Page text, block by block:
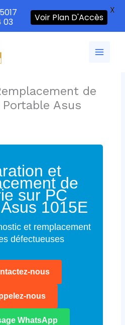
de
Asus
et
de
sur PC
1015E
et remplacement
défectueuses
nous
nous
WhatsApp
03
Voir Plan D'Accès
X